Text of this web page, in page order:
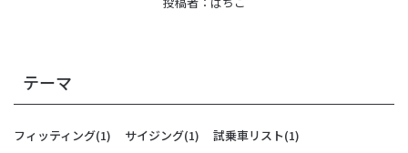
テーマ
フィッティング(1) サイジング(1) 試乗車リスト(1)